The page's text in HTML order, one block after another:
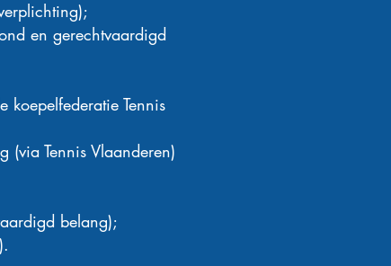
en gerechtvaardigd
Tennis
(via Tennis Vlaanderen)
belang);